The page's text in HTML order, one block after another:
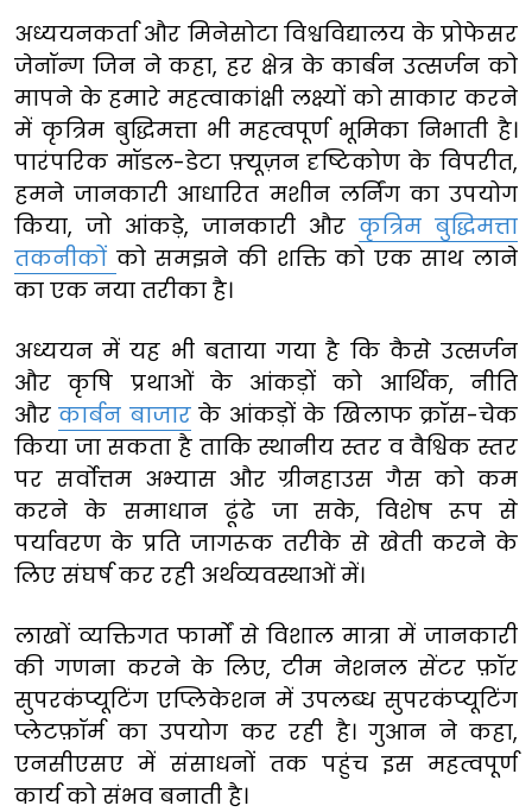
अध्ययनकर्ता और मिनेसोटा विश्वविद्यालय के प्रोफेसर
जेनॉन्ग जिन ने कहा, हर क्षेत्र के कार्बन उत्सर्जन को
मापने के हमारे महत्वाकांक्षी लक्ष्यों को साकार करने
में कृत्रिम बुद्धिमत्ता भी महत्वपूर्ण भूमिका निभाती है।
पारंपरिक मॉडल-डेटा फ़्यूज़न दृष्टिकोण के विपरीत,
हमने जानकारी आधारित मशीन लर्निंग का उपयोग
किया, जो आंकड़े, जानकारी और कृत्रिम बुद्धिमत्ता
तकनीकों को समझने की शक्ति को एक साथ लाने
का एक नया तरीका है।
अध्ययन में यह भी बताया गया है कि कैसे उत्सर्जन
और कृषि प्रथाओं के आंकड़ों को आर्थिक, नीति
औरकार्बन बाजारके आंकड़ों के खिलाफ क्रॉस-चेक
किया जा सकता है ताकि स्थानीय स्तर व वैश्विक स्तर
पर सर्वोत्तम अभ्यास और ग्रीनहाउस गैस को कम
करने के समाधान ढूंढे जा सके, विशेष रूप से
पर्यावरण के प्रति जागरूक तरीके से खेती करने के
लिए संघर्ष कर रही अर्थव्यवस्थाओं में।
लाखों व्यक्तिगत फार्मों से विशाल मात्रा में जानकारी
की गणना करने के लिए, टीम नेशनल सेंटर फ़ॉर
सुपरकंप्यूटिंग एप्लिकेशन में उपलब्ध सुपरकंप्यूटिंग
प्लेटफ़ॉर्म का उपयोग कर रही है। गुआन ने कहा,
एनसीएसए में संसाधनों तक पहुंच इस महत्वपूर्ण
कार्य को संभव बनाती है।